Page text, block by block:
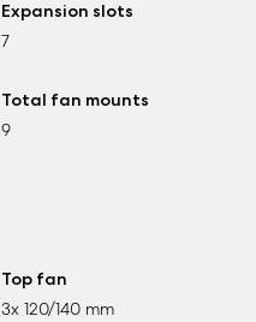
Expansion slots
7
Total fan mounts
9
Top fan
3x 120/140 mm